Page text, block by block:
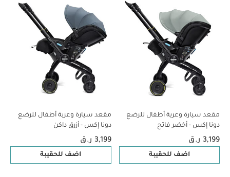
مقعد سيارة وعربة أطفال للرضع
دونا إكس - أخضر فاتح
3,199 ر.ق
اضف للحقيبة
مقعد سيارة وعربة أطفال للرضع
دونا إكس - أزرق داكن
3,199 ر.ق
اضف للحقيبة